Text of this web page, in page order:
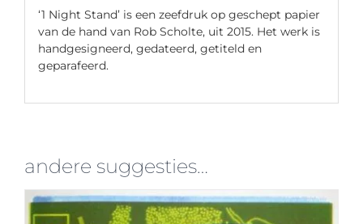
‘1 Night Stand’ is een zeefdruk op geschept papier
van de hand van Rob Scholte, uit 2015. Het werk is
handgesigneerd, gedateerd, getiteld en
geparafeerd.
andere suggesties…